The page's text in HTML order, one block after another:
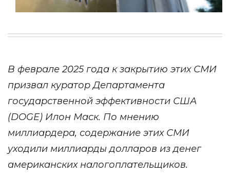
В феврале 2025 года к закрытию этих СМИ
призвал куратор Департамента
государственной эффективности США
(DOGE) Илон Маск. По мнению
миллиардера, содержание этих СМИ
уходили миллиарды долларов из денег
американских налогоплательщиков.